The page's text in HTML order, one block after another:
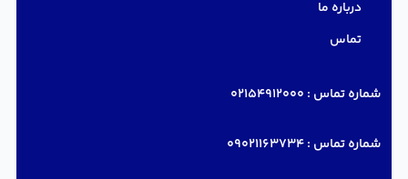
درباره ما
تماس
شماره تماس : 02154912000
شماره تماس :09021163734